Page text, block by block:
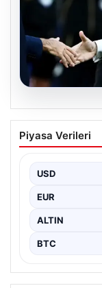
04.08.2026
Ürdün
Ürdün Futbol
Piyasa Verileri
USD
EUR
ALTIN
BTC